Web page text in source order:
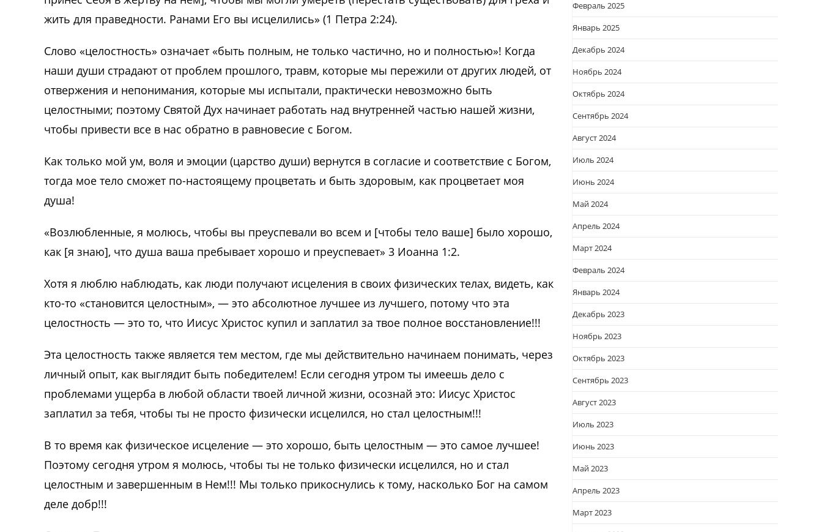
жить для праведности. Ранами Его вы исцелились» (1 Петра 2:24).
Слово «целостность» означает «быть полным, не только частично, но и полностью»! Когда
наши души страдают от проблем прошлого, травм, которые мы пережили от других людей, от
отвержения и непонимания, которые мы испытали, практически невозможно быть
целостными; поэтому Святой Дух начинает работать над внутренней частью нашей жизни,
чтобы привести все в нас обратно в равновесие с Богом.
Как только мой ум, воля и эмоции (царство души) вернутся в согласие и соответствие с Богом,
тогда мое тело сможет по-настоящему процветать и быть здоровым, как процветает моя
душа!
«Возлюбленные, я молюсь, чтобы вы преуспевали во всем и [чтобы тело ваше] было хорошо,
как [я знаю], что душа ваша пребывает хорошо и преуспевает» 3 Иоанна 1:2.
Хотя я люблю наблюдать, как люди получают исцеления в своих физических телах, видеть, как
кто-то «становится целостным», — это абсолютное лучшее из лучшего, потому что эта
целостность — это то, что Иисус Христос купил и заплатил за твое полное восстановление!!!
Эта целостность также является тем местом, где мы действительно начинаем понимать, через
личный опыт, как выглядит быть победителем! Если сегодня утром ты имеешь дело с
проблемами ущерба в любой области твоей личной жизни, осознай это: Иисус Христос
заплатил за тебя, чтобы ты не просто физически исцелился, но стал целостным!!!
В то время как физическое исцеление — это хорошо, быть целостным — это самое лучшее!
Поэтому сегодня утром я молюсь, чтобы ты не только физически исцелился, но и стал
целостным и завершенным в Нем!!! Мы только прикоснулись к тому, насколько Бог на самом
деле добр!!!
Февраль 2025
Январь 2025
Декабрь 2024
Ноябрь 2024
Октябрь 2024
Сентябрь 2024
Август 2024
Июль 2024
Июнь 2024
Май 2024
Апрель 2024
Март 2024
Февраль 2024
Январь 2024
Декабрь 2023
Ноябрь 2023
Октябрь 2023
Сентябрь 2023
Август 2023
Июль 2023
Июнь 2023
Май 2023
Апрель 2023
Март 2023